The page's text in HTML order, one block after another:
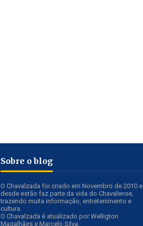
Sobre o blog
O Chavalzada foi criado em Novembro de 2010 e
desde estão faz parte da vida do Chavalense,
trazendo muita informação, entretenimento e
cultura.
O Chavalzada é atualizado por Welligton
Magalhães e Marcelo Silva.